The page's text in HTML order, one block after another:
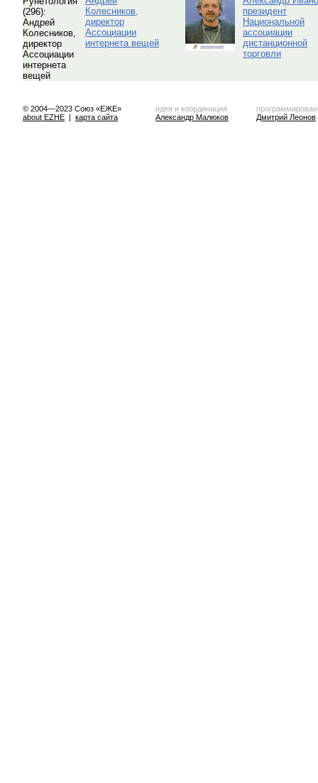
Колесников,
директор
Ассоциации
интернета вещей
президент
Национальной
ассоциации
дистанционной
торговли
© 2004—2023 Союз «ЕЖЕ»
about EZHE | карта сайта
идея и координация
Александр Малюков
Дмитрий Леонов